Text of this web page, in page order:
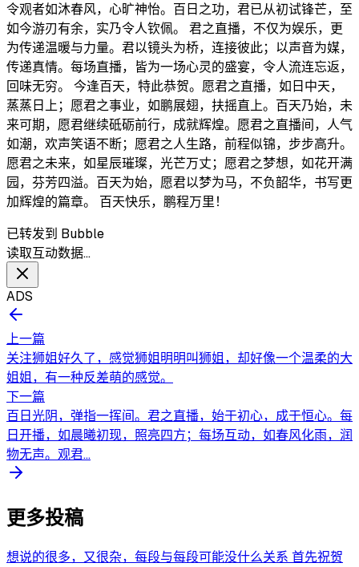
令观者如沐春风，心旷神怡。百日之功，君已从初试锋芒，至
如今游刃有余，实乃令人钦佩。 君之直播，不仅为娱乐，更
为传递温暖与力量。君以镜头为桥，连接彼此；以声音为媒，
传递真情。每场直播，皆为一场心灵的盛宴，令人流连忘返，
回味无穷。 今逢百天，特此恭贺。愿君之直播，如日中天，
蒸蒸日上；愿君之事业，如鹏展翅，扶摇直上。百天乃始，未
来可期，愿君继续砥砺前行，成就辉煌。愿君之直播间，人气
如潮，欢声笑语不断；愿君之人生路，前程似锦，步步高升。
愿君之未来，如星辰璀璨，光芒万丈；愿君之梦想，如花开满
园，芬芳四溢。百天为始，愿君以梦为马，不负韶华，书写更
加辉煌的篇章。 百天快乐，鹏程万里！
已转发到 Bubble
读取互动数据…
ADS
上一篇
关注狮姐好久了，感觉狮姐明明叫狮姐，却好像一个温柔的大
姐姐，有一种反差萌的感觉。
下一篇
百日光阴，弹指一挥间。君之直播，始于初心，成于恒心。每
日开播，如晨曦初现，照亮四方；每场互动，如春风化雨，润
物无声。观君...
更多投稿
想说的很多，又很杂，每段与每段可能没什么关系 首先祝贺